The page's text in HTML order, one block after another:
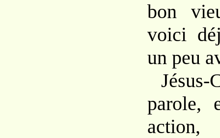
bon
voici
un peu
parole,
action,